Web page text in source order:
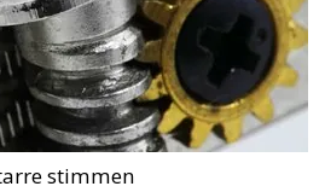
stimmen